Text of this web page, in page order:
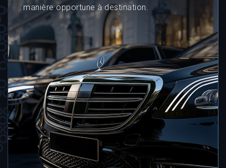
manière opportune à destination.